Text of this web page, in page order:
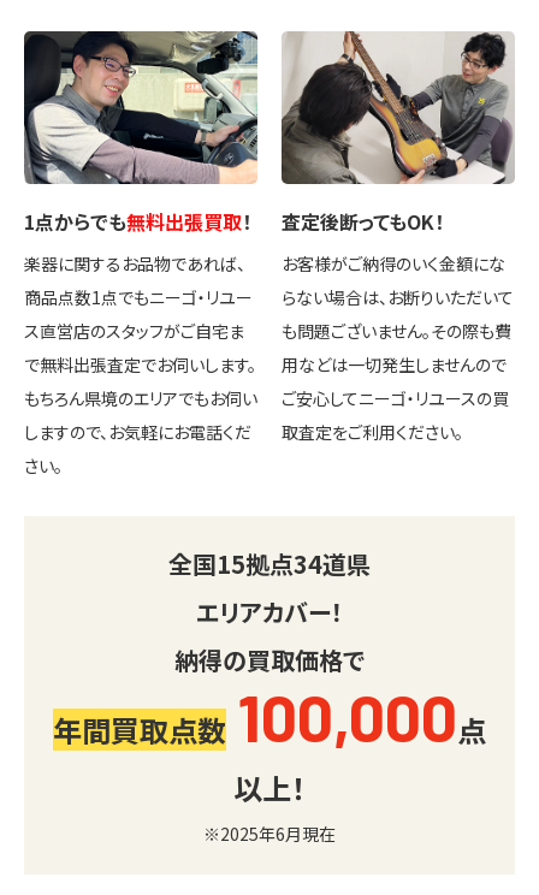
1点からでも無料出張買取！
楽器に関するお品物であれば、
商品点数1点でもニーゴ・リユー
ス直営店のスタッフがご自宅ま
で無料出張査定でお伺いします。
もちろん県境のエリアでもお伺い
しますので、お気軽にお電話くだ
さい。
査定後断ってもOK！
お客様がご納得のいく金額にな
らない場合は、お断りいただいて
も問題ございません。その際も費
用などは一切発生しませんので
ご安心してニーゴ・リユースの買
取査定をご利用ください。
全国15拠点34道県
エリアカバー！
納得の買取価格で
年間買取点数 100,000点
以上！
※2025年6月現在